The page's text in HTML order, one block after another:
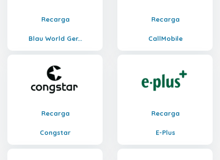
Recarga
Blau World Ger...
Recarga
CallMobile
Recarga
Congstar
Recarga
E-Plus